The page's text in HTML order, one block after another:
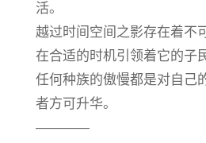
活。
越过时间空间之影存在着不
在合适的时机引领着它的子
任何种族的傲慢都是对自己
者方可升华。
————